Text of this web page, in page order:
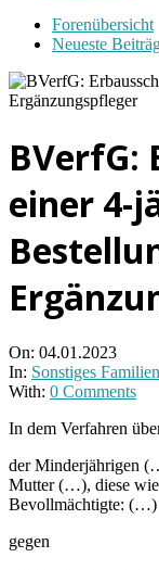
Forenübersicht
Neueste
BVerfG:
einer 4-
On: 04.01.2023
In: Sonstiges
With: 0 Comments
In dem Verfahren
der Minderjährigen
Mutter (…), diese
Bevollmächtigte: (…)
gegen